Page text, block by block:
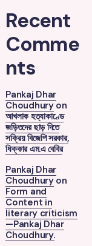
Recent
Comme
nts
Pankaj Dhar
Choudhuryon
আখলাক হত্যাকাণ্ডে
জড়িতদের ছাড় দিতে
সক্রিয় বিজেপি সরকার,
ধিক্কার এম.এ বেবির
Pankaj Dhar
Choudhuryon
Form and
Content in
literary criticism
—Pankaj Dhar
Choudhury.